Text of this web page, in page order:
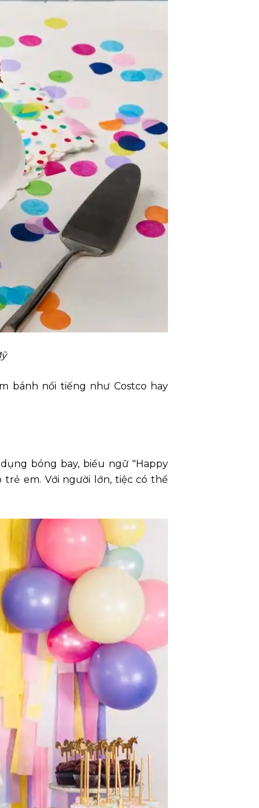
bánh nổi tiếng như Costco hay
bóng bay, biểu ngữ "Happy
em. Với người lớn, tiệc có thể